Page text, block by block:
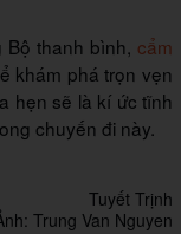
Bộ thanh bình, cẩm
khám phá trọn vẹn
hẹn sẽ là kí ức tĩnh
chuyến đi này.
Tuyết Trịnh
Trung Van Nguyen